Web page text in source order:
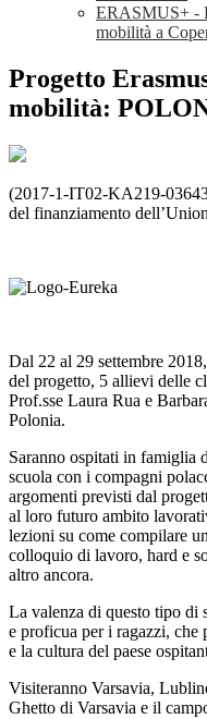
ERASMUS+ -
mobilità a
Progetto
mobilità:
(2017-1-IT02-KA219-
del finanziamento
Dal 22 al 29 settembre
del progetto, 5 allievi delle
Prof.sse Laura Rua e
Polonia.
Saranno ospitati in famiglia
scuola con i compagni
argomenti previsti dal
al loro futuro ambito
lezioni su come compilare
colloquio di lavoro, hard e
altro ancora.
La valenza di questo tipo di
e proficua per i ragazzi, che
e la cultura del paese
Visiteranno Varsavia,
Ghetto di Varsavia e il